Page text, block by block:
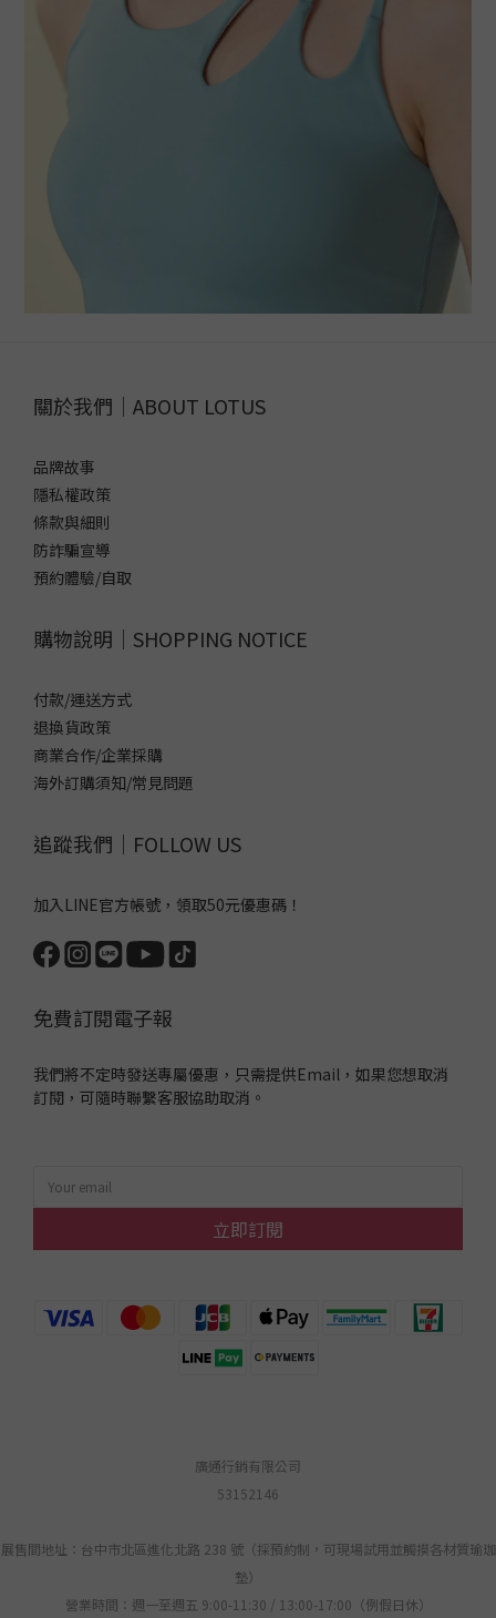
關於我們｜ABOUT LOTUS
品牌故事
隱私權政策
條款與細則
防詐騙宣導
預約體驗/自取
購物說明｜SHOPPING NOTICE
付款/運送方式
退換貨政策
商業合作/企業採購
海外訂購須知/常見問題
追蹤我們｜FOLLOW US
加入LINE官方帳號，領取50元優惠碼！
免費訂閱電子報
我們將不定時發送專屬優惠，只需提供Email，如果您想取消
訂閱，可隨時聯繫客服協助取消。
立即訂閱
廣通行銷有限公司
53152146
展售間地址：台中市北區進化北路 238 號（採預約制，可現場試用並觸摸各材質瑜珈
墊）
營業時間：週一至週五 9:00-11:30 / 13:00-17:00（例假日休）